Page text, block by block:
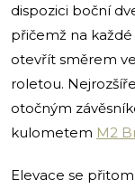
dispozici boční
přičemž na
otevřít směrem
roletou.
otočným
kulometem M2
Elevace se